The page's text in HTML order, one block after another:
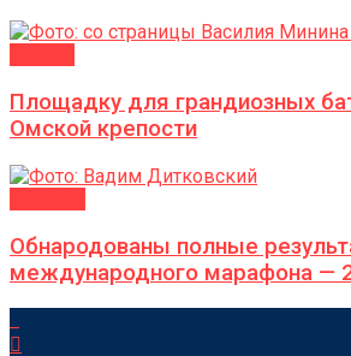
Площадку для грандиозных
Омской крепости
Обнародованы полные
международного марафона —